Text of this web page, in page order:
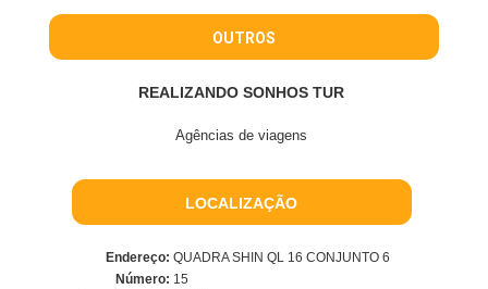
OUTROS
REALIZANDO SONHOS TUR
Agências de viagens
LOCALIZAÇÃO
Endereço: QUADRA SHIN QL 16 CONJUNTO 6
Número: 15